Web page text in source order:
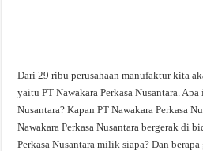
Dari 29 ribu perusahaan manufaktur kita
yaitu PT Nawakara Perkasa Nusantara.
Nusantara? Kapan PT Nawakara Perkasa
Nawakara Perkasa Nusantara bergerak di
Perkasa Nusantara milik siapa? Dan